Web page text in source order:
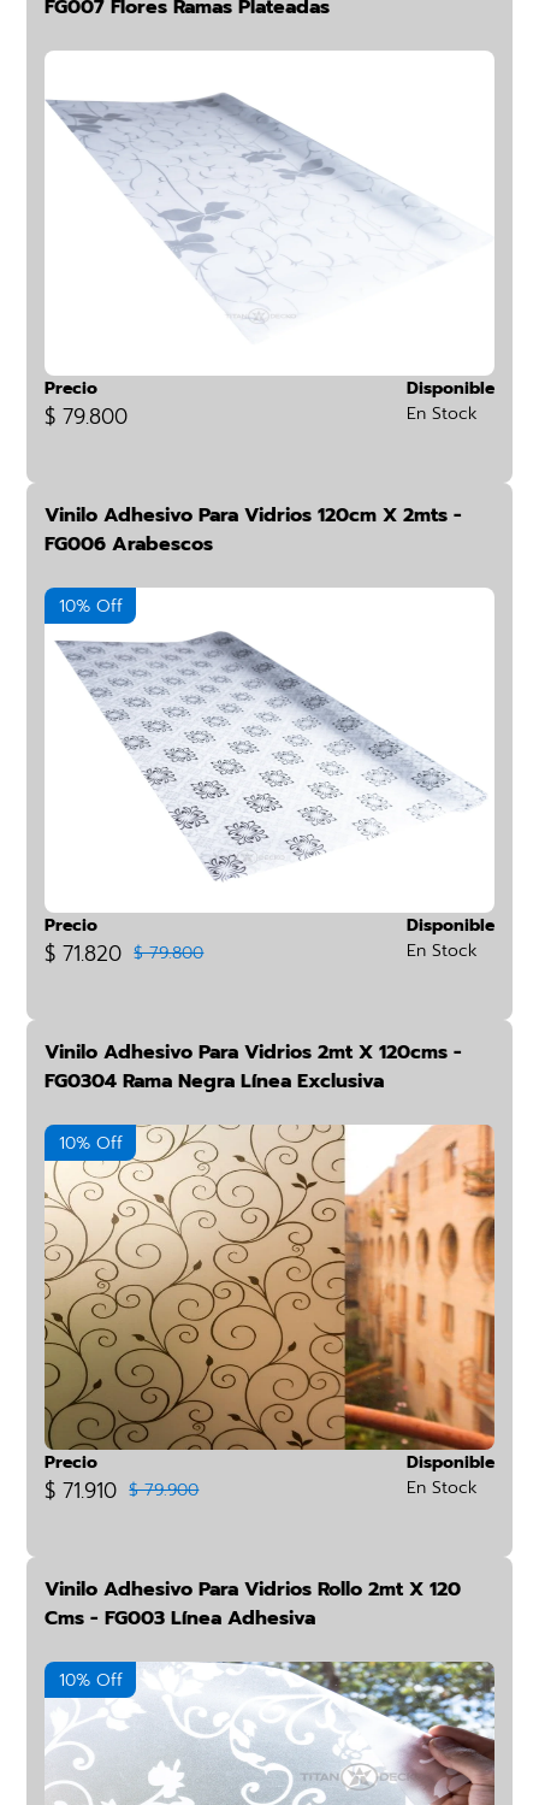
FG007 Flores Ramas Plateadas
Precio
$ 79.800
Disponible
En Stock
Vinilo Adhesivo Para Vidrios 120cm X 2mts -
FG006 Arabescos
10% Off
Precio
$ 71.820 $ 79.800
Disponible
En Stock
Vinilo Adhesivo Para Vidrios 2mt X 120cms -
FG0304 Rama Negra Línea Exclusiva
10% Off
Precio
$ 71.910 $ 79.900
Disponible
En Stock
Vinilo Adhesivo Para Vidrios Rollo 2mt X 120
Cms - FG003 Línea Adhesiva
10% Off